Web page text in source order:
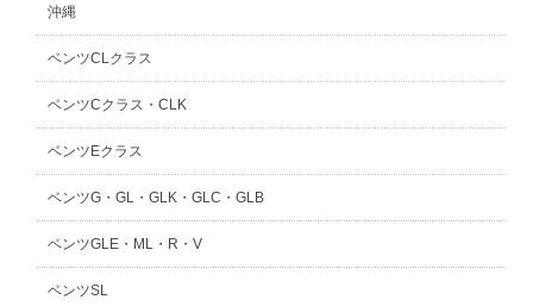
沖縄
ベンツCLクラス
ベンツCクラス・CLK
ベンツEクラス
ベンツG・GL・GLK・GLC・GLB
ベンツGLE・ML・R・V
ベンツSL